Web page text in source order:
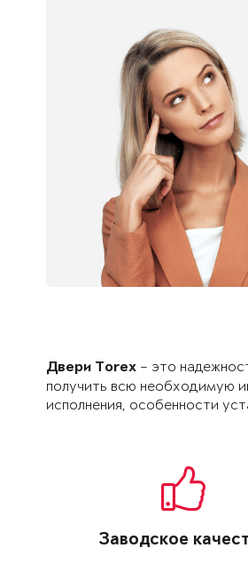
Двери Torex – это
получить всю необходимую
исполнения, особенности
Заводское